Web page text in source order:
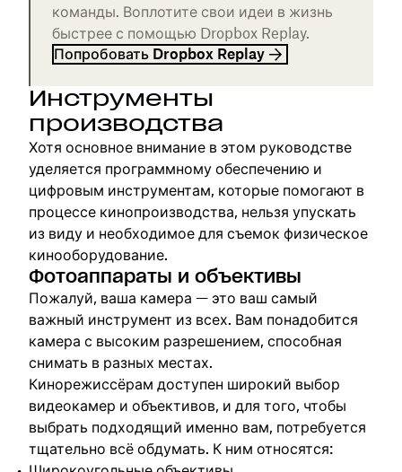
команды. Воплотите свои идеи в жизнь
быстрее с помощью Dropbox Replay.
Попробовать Dropbox Replay
Инструменты
производства
Хотя основное внимание в этом руководстве
уделяется программному обеспечению и
цифровым инструментам, которые помогают в
процессе кинопроизводства, нельзя упускать
из виду и необходимое для съемок физическое
кинооборудование.
Фотоаппараты и объективы
Пожалуй, ваша камера — это ваш самый
важный инструмент из всех. Вам понадобится
камера с высоким разрешением, способная
снимать в разных местах.
Кинорежиссёрам доступен широкий выбор
видеокамер и объективов, и для того, чтобы
выбрать подходящий именно вам, потребуется
тщательно всё обдумать. К ним относятся: